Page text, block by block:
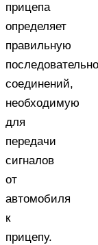
прицепа
определяет
правильную
соединений,
необходимую
для
передачи
сигналов
от
автомобиля
к
прицепу.